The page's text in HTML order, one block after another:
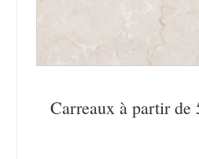
Carreaux à partir de